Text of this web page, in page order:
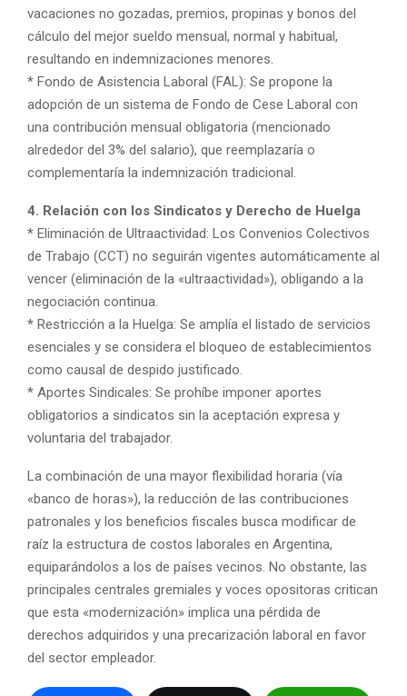
vacaciones no gozadas, premios, propinas y bonos del
cálculo del mejor sueldo mensual, normal y habitual,
resultando en indemnizaciones menores.
* Fondo de Asistencia Laboral (FAL): Se propone la
adopción de un sistema de Fondo de Cese Laboral con
una contribución mensual obligatoria (mencionado
alrededor del 3% del salario), que reemplazaría o
complementaría la indemnización tradicional.
4. Relación con los Sindicatos y Derecho de Huelga
* Eliminación de Ultraactividad: Los Convenios Colectivos
de Trabajo (CCT) no seguirán vigentes automáticamente al
vencer (eliminación de la «ultraactividad»), obligando a la
negociación continua.
* Restricción a la Huelga: Se amplía el listado de servicios
esenciales y se considera el bloqueo de establecimientos
como causal de despido justificado.
* Aportes Sindicales: Se prohíbe imponer aportes
obligatorios a sindicatos sin la aceptación expresa y
voluntaria del trabajador.
La combinación de una mayor flexibilidad horaria (vía
«banco de horas»), la reducción de las contribuciones
patronales y los beneficios fiscales busca modificar de
raíz la estructura de costos laborales en Argentina,
equiparándolos a los de países vecinos. No obstante, las
principales centrales gremiales y voces opositoras critican
que esta «modernización» implica una pérdida de
derechos adquiridos y una precarización laboral en favor
del sector empleador.